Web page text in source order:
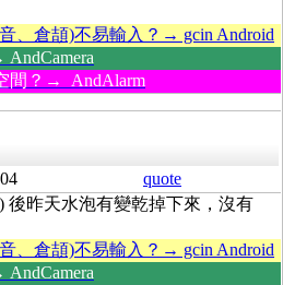
、倉頡)不易輸入？→ gcin Android
間？→ AndAlarm
quote
後昨天水泡有變乾掉下來，沒有
、倉頡)不易輸入？→ gcin Android